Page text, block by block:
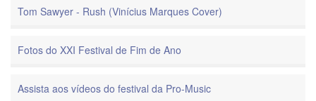
Tom Sawyer - Rush (Vinícius Marques Cover)
Fotos do XXI Festival de Fim de Ano
Assista aos vídeos do festival da Pro-Music